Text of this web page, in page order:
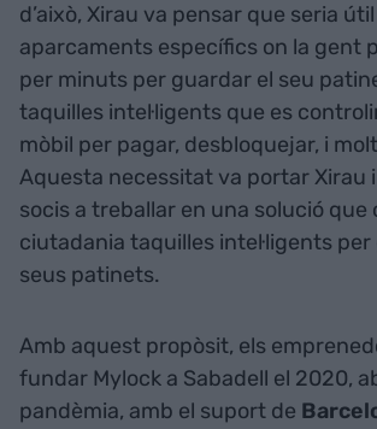
d’això, Xirau va pensar que seria
aparcaments específics on la gent
per minuts per guardar el seu
taquilles intel·ligents que es
mòbil per pagar, desbloquejar, i
Aquesta necessitat va portar Xirau
socis a treballar en una solució que
ciutadania taquilles intel·ligents
seus patinets.
Amb aquest propòsit, els
fundar Mylock a Sabadell el 2020,
pandèmia, amb el suport de